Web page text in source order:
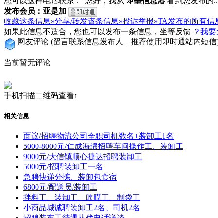
发布会员：亚是加
收藏这条信息»分享/转发该条信息»投诉举报»TA发布的所有信
如果此信息不适合，您也可以发布一条信息，坐等反馈 ？我
网友评论 (留言联系信息发布人，推荐使用即时通站内短信
当前暂无评论
手机扫描二维码查看↑
相关信息
面议/招聘物流公司全职司机数名+装卸工1名
5000-8000元/仁成海绵招聘车间操作工、装卸工
9000元/大信镇顺心捷达招聘装卸工
5000元/招聘装卸工一名
急聘快递分拣、装卸包食宿
6800元/配送员/装卸工
拌料工、装卸工、吹膜工、制袋工
小商品城诚聘装卸工2名、司机2名